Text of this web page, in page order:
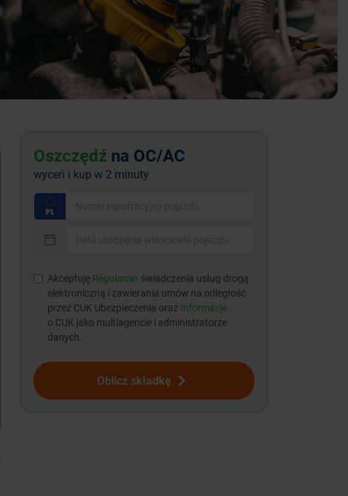
Oszczędź na OC/AC
wyceń i kup w 2 minuty
Akceptuję Regulamin świadczenia usług drogą
elektroniczną i zawierania umów na odległość
przez CUK Ubezpieczenia oraz Informacje
o CUK jako multiagencie i administratorze
danych.
Oblicz składkę